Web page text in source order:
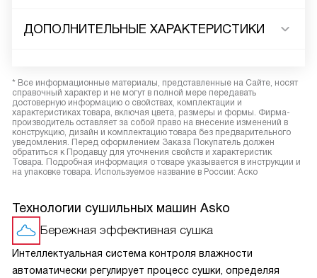
ДОПОЛНИТЕЛЬНЫЕ ХАРАКТЕРИСТИКИ
* Все информационные материалы, представленные на Сайте, носят
справочный характер и не могут в полной мере передавать
достоверную информацию о свойствах, комплектации и
характеристиках товара, включая цвета, размеры и формы. Фирма-
производитель оставляет за собой право на внесение изменений в
конструкцию, дизайн и комплектацию товара без предварительного
уведомления. Перед оформлением Заказа Покупатель должен
обратиться к Продавцу для уточнения свойств и характеристик
Товара. Подробная информация о товаре указывается в инструкции и
на упаковке товара. Используемое название в России: Аско
Технологии сушильных машин Asko
Бережная эффективная сушка
Интеллектуальная система контроля влажности
автоматически регулирует процесс сушки, определяя